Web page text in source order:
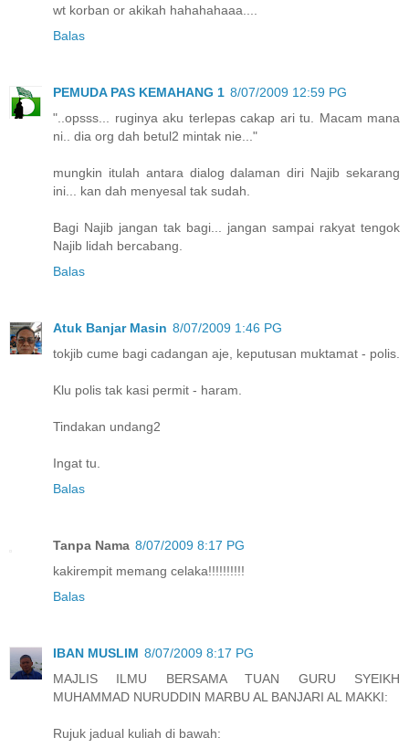
wt korban or akikah hahahahaaa....
Balas
PEMUDA PAS KEMAHANG 1 8/07/2009 12:59 PG
"..opsss... ruginya aku terlepas cakap ari tu. Macam mana
ni.. dia org dah betul2 mintak nie..."
mungkin itulah antara dialog dalaman diri Najib sekarang
ini... kan dah menyesal tak sudah.
Bagi Najib jangan tak bagi... jangan sampai rakyat tengok
Najib lidah bercabang.
Balas
Atuk Banjar Masin 8/07/2009 1:46 PG
tokjib cume bagi cadangan aje, keputusan muktamat - polis.
Klu polis tak kasi permit - haram.
Tindakan undang2
Ingat tu.
Balas
Tanpa Nama 8/07/2009 8:17 PG
kakirempit memang celaka!!!!!!!!!!
Balas
IBAN MUSLIM 8/07/2009 8:17 PG
MAJLIS ILMU BERSAMA TUAN GURU SYEIKH
MUHAMMAD NURUDDIN MARBU AL BANJARI AL MAKKI:
Rujuk jadual kuliah di bawah: